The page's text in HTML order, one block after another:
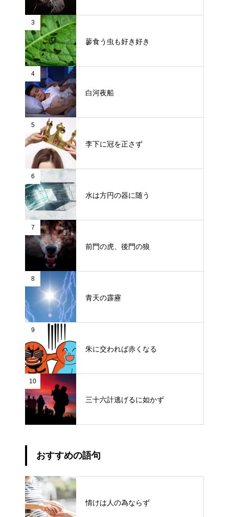
3
蓼食う虫も好き好き
4
白河夜船
5
李下に冠を正さず
6
水は方円の器に随う
7
前門の虎、後門の狼
8
青天の霹靂
9
朱に交われば赤くなる
10
三十六計逃げるに如かず
おすすめの語句
情けは人の為ならず